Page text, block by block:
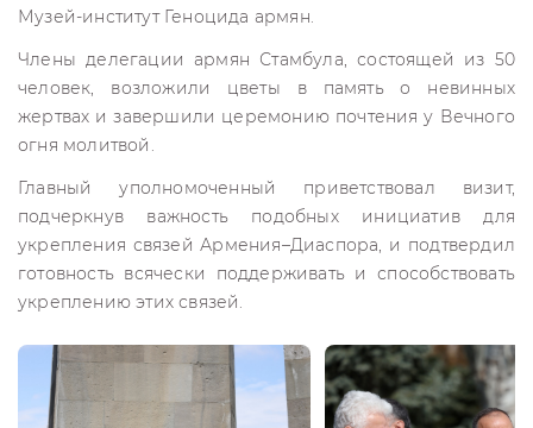
Музей-институт Геноцида армян.
Члены делегации армян Стамбула, состоящей из 50
человек, возложили цветы в память о невинных
жертвах и завершили церемонию почтения у Вечного
огня молитвой.
Главный уполномоченный приветствовал визит,
подчеркнув важность подобных инициатив для
укрепления связей Армения–Диаспора, и подтвердил
готовность всячески поддерживать и способствовать
укреплению этих связей.